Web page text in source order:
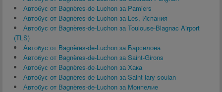
Автобус от Bagnères-de-Luchon за Pamiers
Автобус от Bagnères-de-Luchon за Les, Испания
Автобус от Bagnères-de-Luchon за Toulouse-Blagnac Airport
(TLS)
Автобус от Bagnères-de-Luchon за Барселона
Автобус от Bagnères-de-Luchon за Saint-Girons
Автобус от Bagnères-de-Luchon за Хака
Автобус от Bagnères-de-Luchon за Saint-lary-soulan
Автобус от Bagnères-de-Luchon за Монпелие